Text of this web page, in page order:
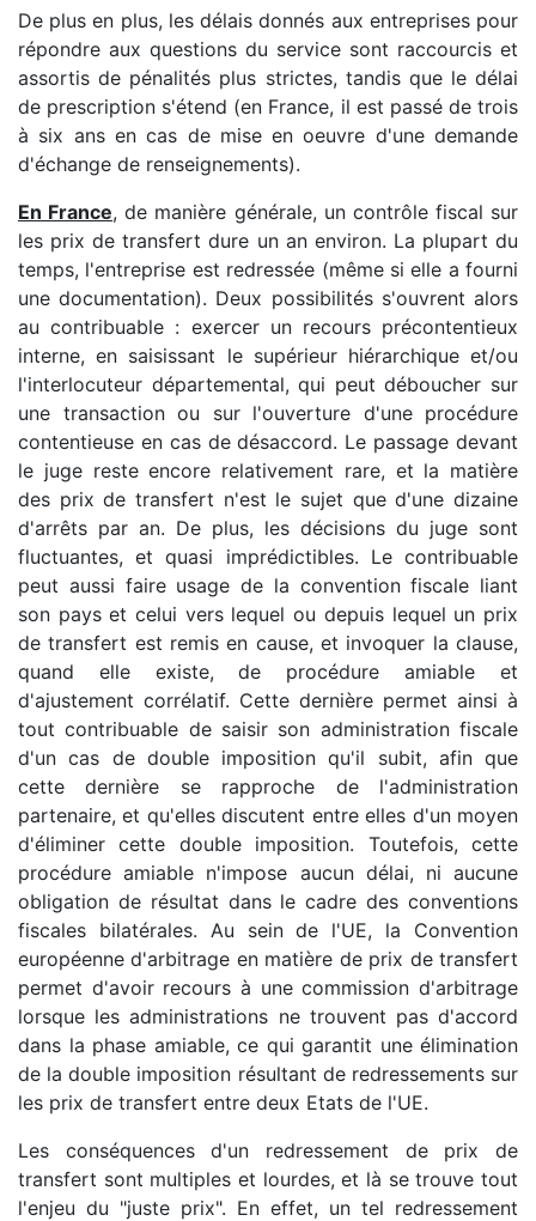
De plus en plus, les délais donnés aux entreprises pour
répondre aux questions du service sont raccourcis et
assortis de pénalités plus strictes, tandis que le délai
de prescription s'étend (en France, il est passé de trois
à six ans en cas de mise en oeuvre d'une demande
d'échange de renseignements).
En France, de manière générale, un contrôle fiscal sur
les prix de transfert dure un an environ. La plupart du
temps, l'entreprise est redressée (même si elle a fourni
une documentation). Deux possibilités s'ouvrent alors
au contribuable : exercer un recours précontentieux
interne, en saisissant le supérieur hiérarchique et/ou
l'interlocuteur départemental, qui peut déboucher sur
une transaction ou sur l'ouverture d'une procédure
contentieuse en cas de désaccord. Le passage devant
le juge reste encore relativement rare, et la matière
des prix de transfert n'est le sujet que d'une dizaine
d'arrêts par an. De plus, les décisions du juge sont
fluctuantes, et quasi imprédictibles. Le contribuable
peut aussi faire usage de la convention fiscale liant
son pays et celui vers lequel ou depuis lequel un prix
de transfert est remis en cause, et invoquer la clause,
quand elle existe, de procédure amiable et
d'ajustement corrélatif. Cette dernière permet ainsi à
tout contribuable de saisir son administration fiscale
d'un cas de double imposition qu'il subit, afin que
cette dernière se rapproche de l'administration
partenaire, et qu'elles discutent entre elles d'un moyen
d'éliminer cette double imposition. Toutefois, cette
procédure amiable n'impose aucun délai, ni aucune
obligation de résultat dans le cadre des conventions
fiscales bilatérales. Au sein de l'UE, la Convention
européenne d'arbitrage en matière de prix de transfert
permet d'avoir recours à une commission d'arbitrage
lorsque les administrations ne trouvent pas d'accord
dans la phase amiable, ce qui garantit une élimination
de la double imposition résultant de redressements sur
les prix de transfert entre deux Etats de l'UE.
Les conséquences d'un redressement de prix de
transfert sont multiples et lourdes, et là se trouve tout
l'enjeu du "juste prix". En effet, un tel redressement